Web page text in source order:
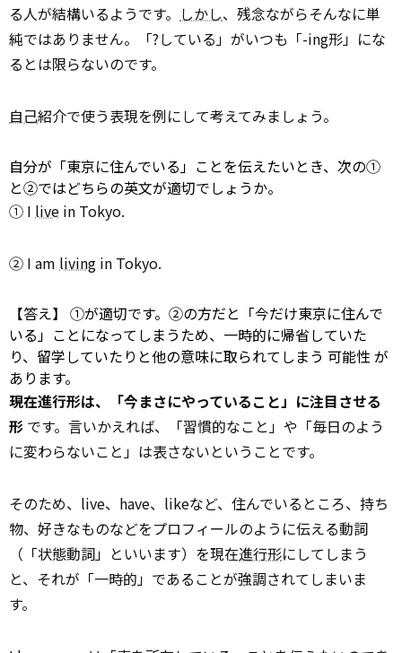
る人が結構いるようです。 しかし、残念ながらそんなに単
純ではありません。「?している」がいつも「-ing形」にな
るとは限らないのです。
自己紹介で使う表現を例にして考えてみましょう。
自分が「東京に住んでいる」ことを伝えたいとき、次の①
と②ではどちらの英文が適切でしょうか。
① I live in Tokyo.
② I am living in Tokyo.
【答え】 ①が適切です。②の方だと「今だけ東京に住んで
いる」ことになってしまうため、一時的に帰省していた
り、留学していたりと他の意味に取られてしまう 可能性が
あります。
現在進行形は、「今まさにやっていること」に注目させる
形 です。言いかえれば、「習慣的なこと」や「毎日のよう
に変わらないこと」は表さないということです。
そのため、live、have、likeなど、住んでいるところ、持ち
物、好きなものなどをプロフィールのように伝える動詞
（「状態動詞」といいます）を現在進行形にしてしまう
と、それが「一時的」であることが強調されてしまいま
す。